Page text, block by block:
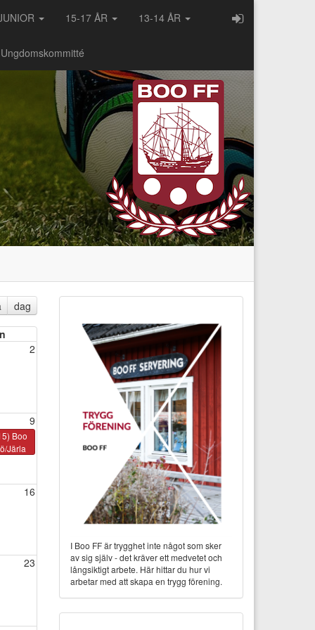
15-17 ÅR 13-14 ÅR
dag
Boo
Järla
2
9
16
23
I Boo FF är trygghet inte något som sker
av sig själv - det kräver ett medvetet och
långsiktigt arbete. Här hittar du hur vi
arbetar med att skapa en trygg förening.